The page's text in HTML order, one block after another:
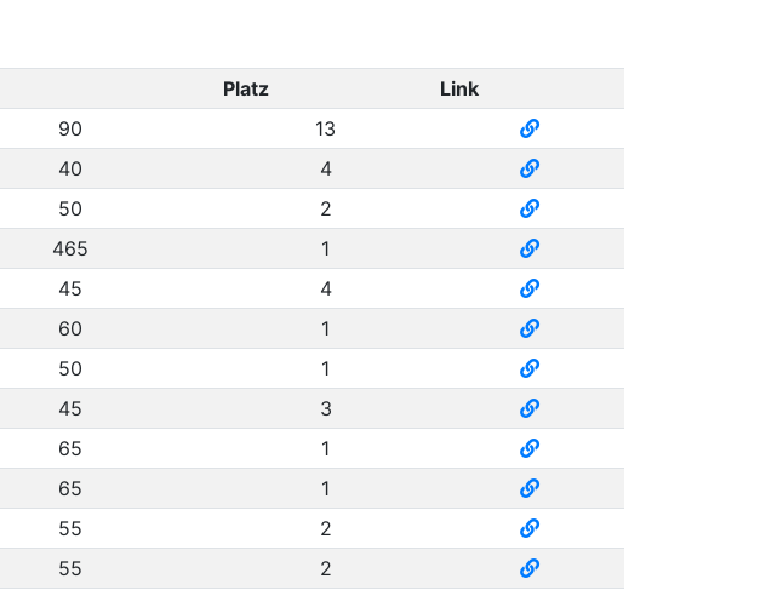
Platz
Link
90
13
40
4
50
2
465
1
45
4
60
1
50
1
45
3
65
1
65
1
55
2
55 2